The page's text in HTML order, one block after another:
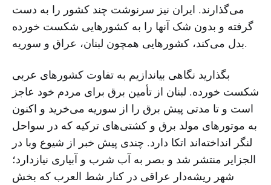
می‌گذارند. ایران نیز سرنوشت چند کشور را به دست
گرفته و بدون شک آنها را به کشورهایی شکست خورده
بدل می‌کند، کشورهایی همچون لبنان، عراق و سوریه.
بگذارید نگاهی بیاندازیم به تفاوت کشورهای عربی
شکست خورده. لبنان از تأمین برق برای مردم خود عاجز
است و تا مدتی پیش برق را از سوریه می‌خرید و اکنون
به موتورهای مولد برق و کشتی‌های ترکیه که در سواحل
لنگر انداخته‌اند اتکا دارد. چندی پیش خبر از شیوع وبا در
الجزایر منتشر شد و بصر به آب شرب و آبیاری نیازدارد؛
شهر ریشه‌دار عراقی در کنار شط العرب که بخش